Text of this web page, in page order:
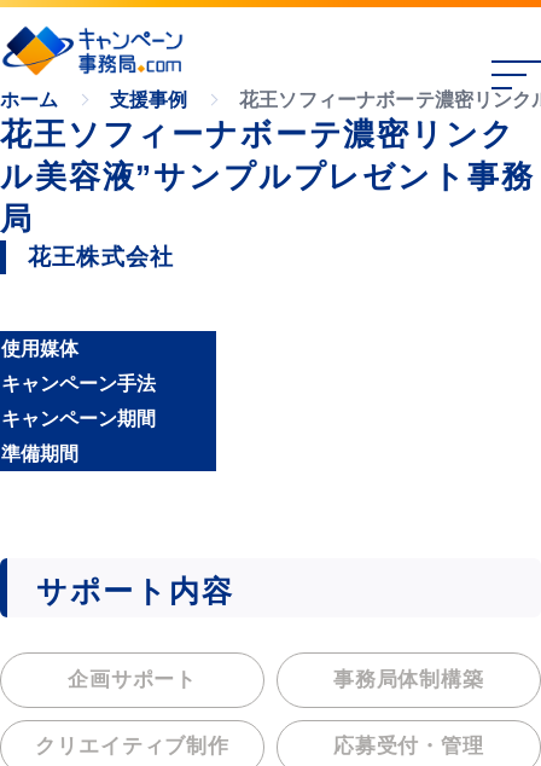
ホーム 支援事例 花王ソフィーナボーテ濃密リン
花王ソフィーナボーテ濃密リンク
ル美容液”サンプルプレゼント事務
局
花王株式会社
使用媒体
キャンペーン手法
キャンペーン期間
準備期間
サポート内容
企画サポート 事務局体制構築
クリエイティブ制作 応募受付・管理